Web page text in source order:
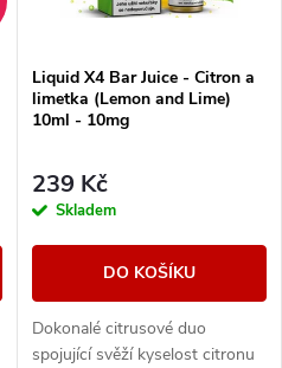
Liquid X4 Bar Juice - Citron a
limetka (Lemon and Lime)
10ml - 10mg
239 Kč
Skladem
DO KOŠÍKU
Dokonalé citrusové duo
spojující svěží kyselost citronu